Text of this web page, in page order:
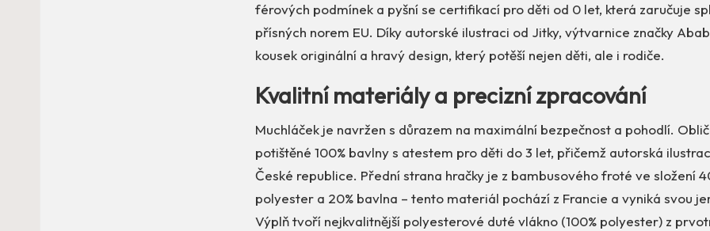
férových podmínek a pyšní se certifikací pro děti od 0 let, která zaručuje
přísných norem EU. Díky autorské ilustraci od Jitky, výtvarnice značky
kousek originální a hravý design, který potěší nejen děti, ale i rodiče.
Kvalitní materiály a precizní zpracování
Muchláček je navržen s důrazem na maximální bezpečnost a pohodlí.
potištěné 100% bavlny s atestem pro děti do 3 let, přičemž autorská
České republice. Přední strana hračky je z bambusového froté ve složení
polyester a 20% bavlna – tento materiál pochází z Francie a vyniká svou
Výplň tvoří nejkvalitnější polyesterové duté vlákno (100% polyester) z